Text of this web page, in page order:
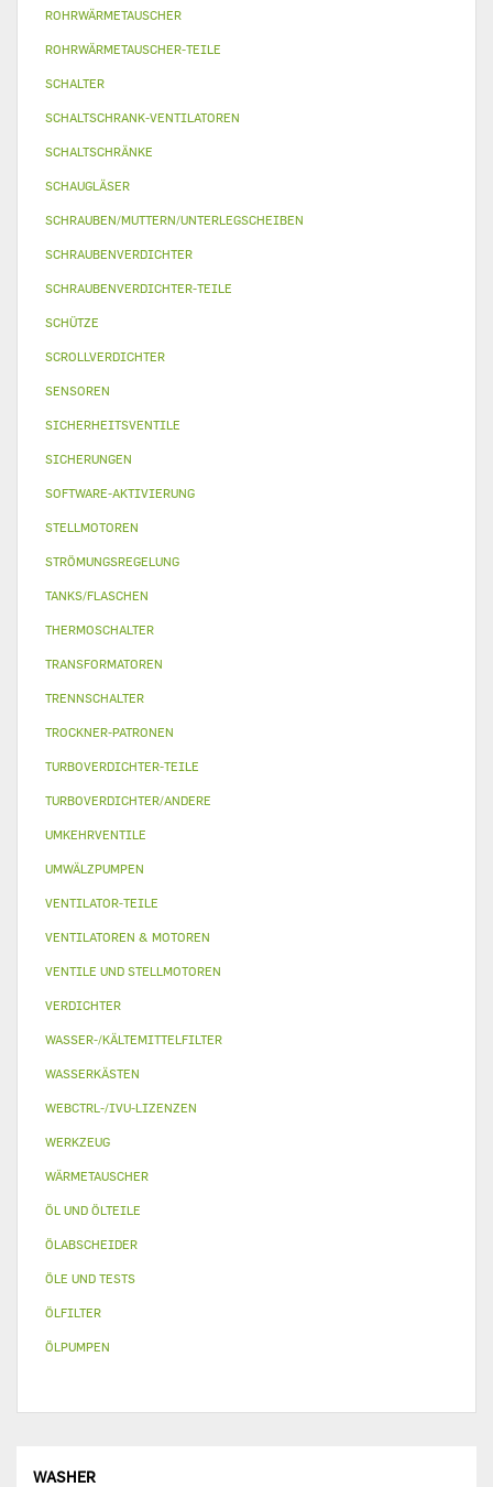
ROHRWÄRMETAUSCHER
ROHRWÄRMETAUSCHER-TEILE
SCHALTER
SCHALTSCHRANK-VENTILATOREN
SCHALTSCHRÄNKE
SCHAUGLÄSER
SCHRAUBEN/MUTTERN/UNTERLEGSCHEIBEN
SCHRAUBENVERDICHTER
SCHRAUBENVERDICHTER-TEILE
SCHÜTZE
SCROLLVERDICHTER
SENSOREN
SICHERHEITSVENTILE
SICHERUNGEN
SOFTWARE-AKTIVIERUNG
STELLMOTOREN
STRÖMUNGSREGELUNG
TANKS/FLASCHEN
THERMOSCHALTER
TRANSFORMATOREN
TRENNSCHALTER
TROCKNER-PATRONEN
TURBOVERDICHTER-TEILE
TURBOVERDICHTER/ANDERE
UMKEHRVENTILE
UMWÄLZPUMPEN
VENTILATOR-TEILE
VENTILATOREN & MOTOREN
VENTILE UND STELLMOTOREN
VERDICHTER
WASSER-/KÄLTEMITTELFILTER
WASSERKÄSTEN
WEBCTRL-/IVU-LIZENZEN
WERKZEUG
WÄRMETAUSCHER
ÖL UND ÖLTEILE
ÖLABSCHEIDER
ÖLE UND TESTS
ÖLFILTER
ÖLPUMPEN
WASHER